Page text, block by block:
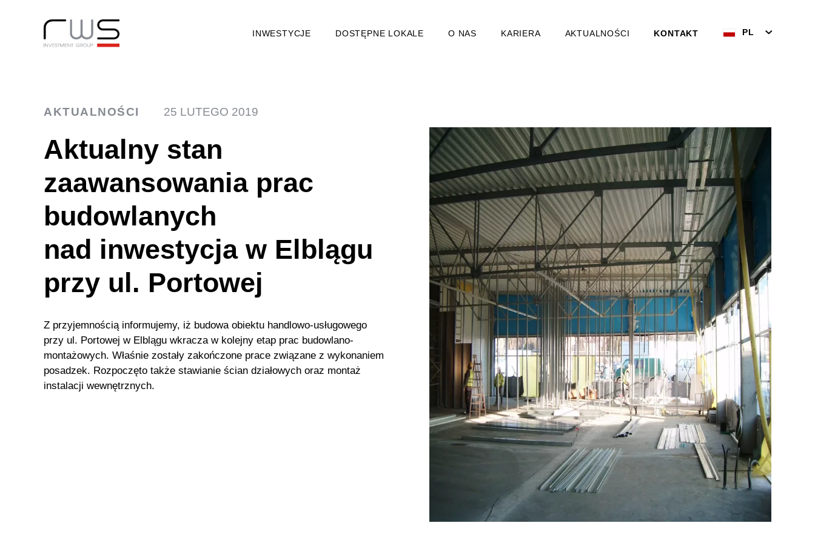
INWESTYCJE DOSTĘPNE LOKALE O NAS KARIERA AKTUALNOŚCI KONTAKT PL
AKTUALNOŚCI 25 LUTEGO 2019
Aktualny stan
zaawansowania prac
budowlanych
nad inwestycja w Elblągu
przy ul. Portowej
Z przyjemnością informujemy, iż budowa obiektu handlowo-usługowego
przy ul. Portowej w Elblągu wkracza w kolejny etap prac budowlano-
montażowych. Właśnie zostały zakończone prace związane z wykonaniem
posadzek. Rozpoczęto także stawianie ścian działowych oraz montaż
instalacji wewnętrznych.